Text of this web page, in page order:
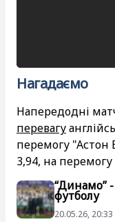
Нагадаємо
Напередодні
перевагу
перемогу "Астон
3,94, на перемогу
“Динамо”
футболу
20.05.26,